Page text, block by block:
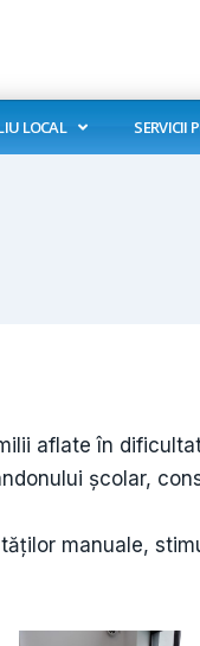
LOCAL SERVICII
aflate în
școlar,
manuale,